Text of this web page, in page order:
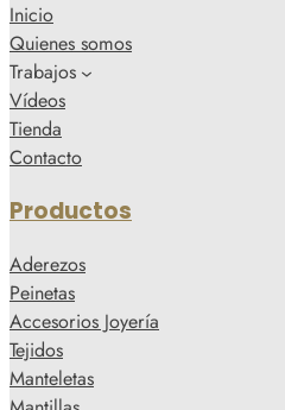
Inicio
Quienes somos
Trabajos
Vídeos
Tienda
Contacto
Productos
Aderezos
Peinetas
Accesorios Joyería
Tejidos
Manteletas